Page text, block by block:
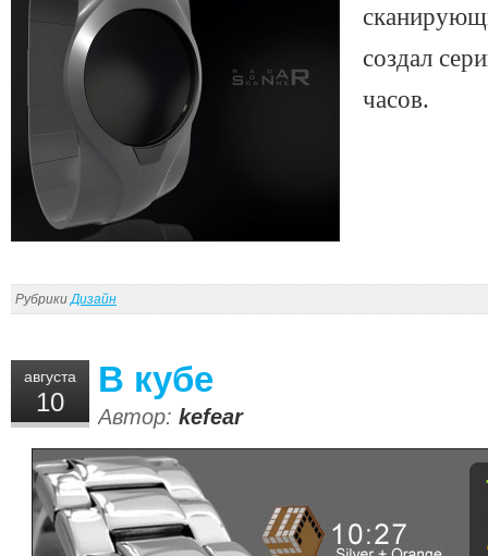
создал
часов.
Рубрики Дизайн
августа
10
В кубе
Автор: kefear